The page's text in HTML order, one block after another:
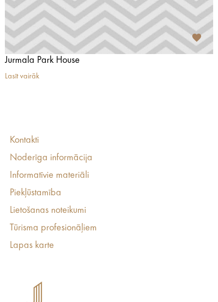
Jurmala Park House
Lasīt vairāk
Kontakti
Noderīga informācija
Informatīvie materiāli
Piekļūstamība
Lietošanas noteikumi
Tūrisma profesionāļiem
Lapas karte